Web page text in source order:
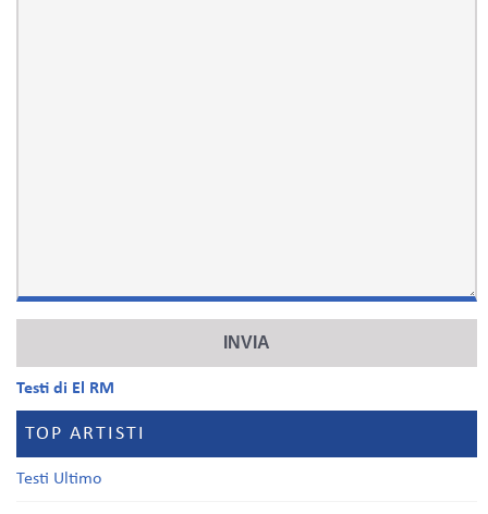
Testi di El RM
TOP ARTISTI
Testi Ultimo